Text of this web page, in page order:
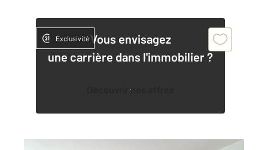
Vous envisagez
une carrière dans l'immobilier ?
Découvrir nos offres
Exclusivité